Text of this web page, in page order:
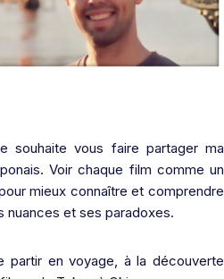
souhaite vous faire partager ma
Voir chaque film comme un
mieux connaître et comprendre
nuances et ses paradoxes.
partir en voyage, à la découverte